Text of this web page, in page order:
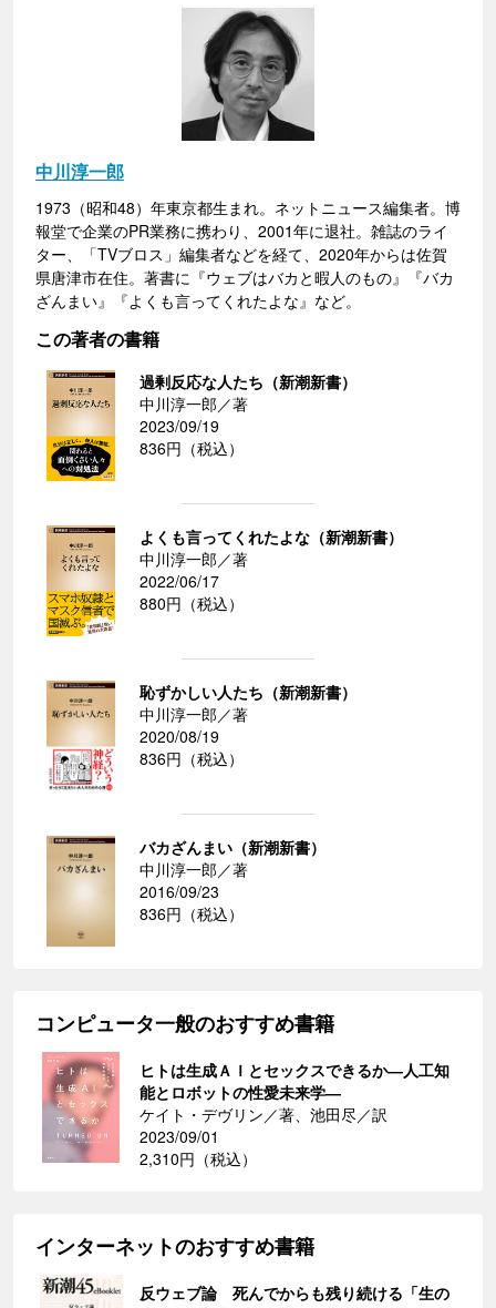
中川淳一郎
1973（昭和48）年東京都生まれ。ネットニュース編集者。博
報堂で企業のPR業務に携わり、2001年に退社。雑誌のライ
ター、「TVブロス」編集者などを経て、2020年からは佐賀
県唐津市在住。著書に『ウェブはバカと暇人のもの』『バカ
ざんまい』『よくも言ってくれたよな』など。
この著者の書籍
過剰反応な人たち（新潮新書）
中川淳一郎／著
2023/09/19
836円（税込）
よくも言ってくれたよな（新潮新書）
中川淳一郎／著
2022/06/17
880円（税込）
恥ずかしい人たち（新潮新書）
中川淳一郎／著
2020/08/19
836円（税込）
バカざんまい（新潮新書）
中川淳一郎／著
2016/09/23
836円（税込）
コンピュータ一般のおすすめ書籍
ヒトは生成ＡＩとセックスできるか―人工知
能とロボットの性愛未来学―
ケイト・デヴリン／著、池田尽／訳
2023/09/01
2,310円（税込）
インターネットのおすすめ書籍
反ウェブ論 死んでからも残り続ける「生の